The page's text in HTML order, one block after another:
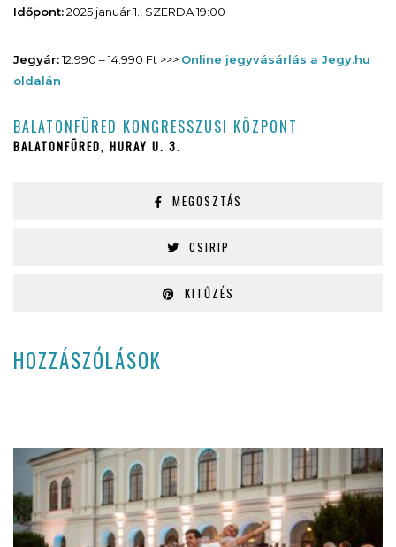
Időpont:2025 január 1., SZERDA 19:00
Jegyár:12.990 – 14.990 Ft >>> Online jegyvásárlás a Jegy.hu
oldalán
BALATONFÜRED KONGRESSZUSI KÖZPONT
BALATONFÜRED, HURAY U. 3.
MEGOSZTÁS
CSIRIP
KITŰZÉS
HOZZÁSZÓLÁSOK